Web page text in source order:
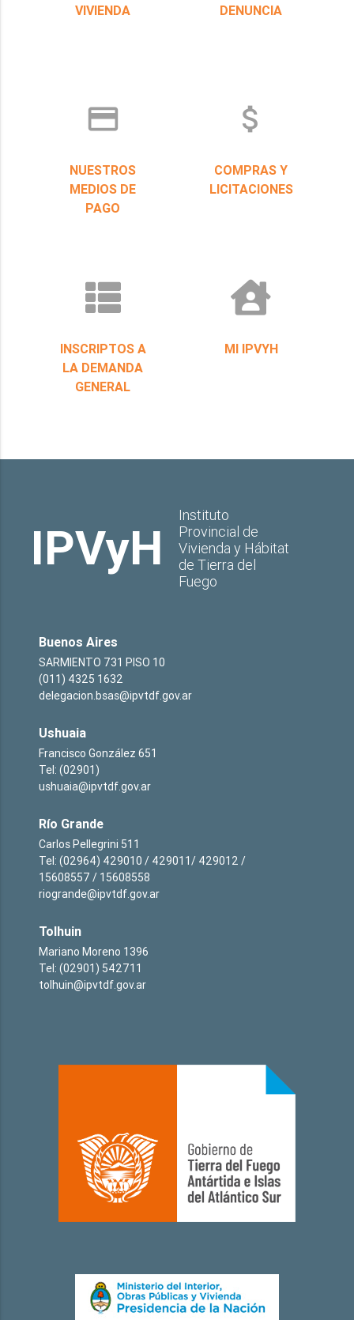
VIVIENDA
DENUNCIA
credit_card
NUESTROS
MEDIOS DE
PAGO
attach_money
COMPRAS Y
LICITACIONES
INSCRIPTOS A
LA DEMANDA
GENERAL
MI IPVYH
IPVyH
Instituto
Provincial de
Vivienda y Hábitat
de Tierra del
Fuego
Buenos Aires
SARMIENTO 731 PISO 10
(011) 4325 1632
delegacion.bsas@ipvtdf.gov.ar
Ushuaia
Francisco González 651
Tel: (02901)
ushuaia@ipvtdf.gov.ar
Río Grande
Carlos Pellegrini 511
Tel: (02964) 429010 / 429011/ 429012 /
15608557 / 15608558
riogrande@ipvtdf.gov.ar
Tolhuin
Mariano Moreno 1396
Tel: (02901) 542711
tolhuin@ipvtdf.gov.ar